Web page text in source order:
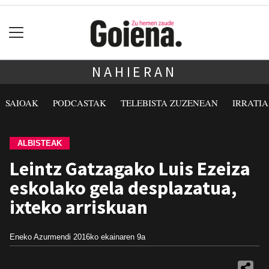
NAHIERAN
SAIOAK PODCASTAK TELEBISTA ZUZENEAN
ALBISTEAK
Leintz Gatzagako Luis Ezeiza
eskolako gela desplazatua,
ixteko arriskuan
Eneko Azurmendi 2016ko ekainaren 9a